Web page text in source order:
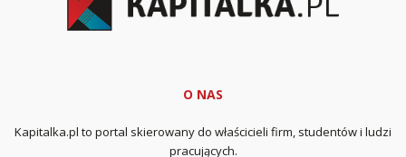
O NAS
Kapitalka.pl to portal skierowany do właścicieli firm, studentów i ludzi
pracujących.